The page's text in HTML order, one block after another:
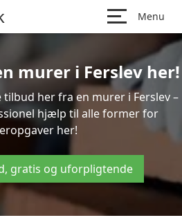
Menu
murer i Ferslev her!
her fra en murer i Ferslev –
hjælp til alle former for
her!
gratis og uforpligtende